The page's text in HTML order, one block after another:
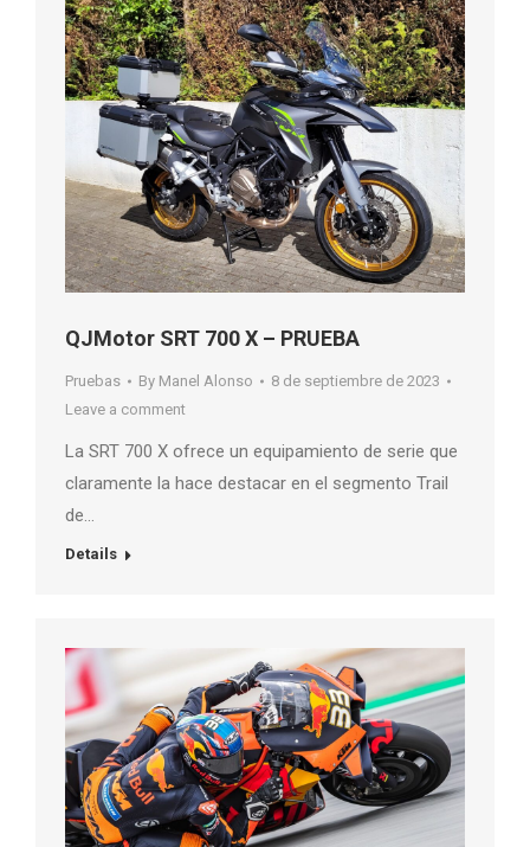
QJMotor SRT 700 X – PRUEBA
Pruebas By Manel Alonso
8 de septiembre de 2023
Leave a comment
La SRT 700 X ofrece un equipamiento de serie que
claramente la hace destacar en el segmento Trail
de…
Details